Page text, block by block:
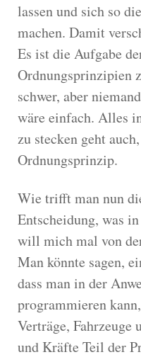
lassen und sich so
machen. Damit
Es ist die Aufgabe
Ordnungsprinzipien
schwer, aber
wäre einfach. Alles
zu stecken geht
Ordnungsprinzip.
Wie trifft man nun
Entscheidung, was
will mich mal von
Man könnte sagen,
dass man in der
programmieren
Verträge, Fahrzeuge
und Kräfte Teil der